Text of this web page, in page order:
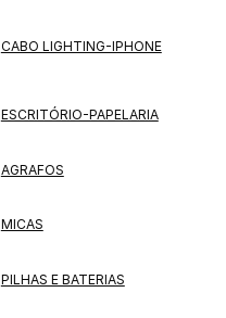
CABO LIGHTING-IPHONE
ESCRITÓRIO-PAPELARIA
AGRAFOS
MICAS
PILHAS E BATERIAS